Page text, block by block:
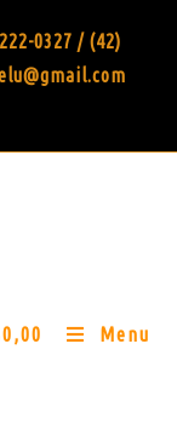
0327 / (42)
0,00 Menu